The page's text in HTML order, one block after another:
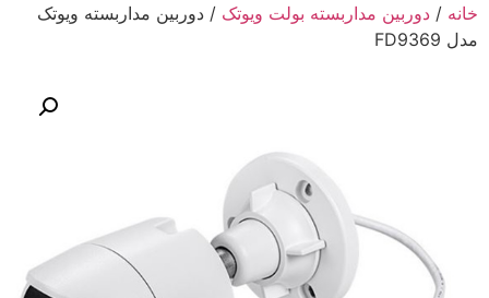
خانه / دوربین مداربسته بولت ویوتک / دوربین مداربسته ویوتک
مدل FD9369